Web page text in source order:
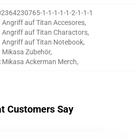
1-1-1-1-1-2-1-1-1
:
Angriff auf Titan Accesores,
Angriff auf Titan Charactors,
Angriff auf Titan Notebook,
Mikasa Zubehör,
Mikasa Ackerman Merch,
Customers Say